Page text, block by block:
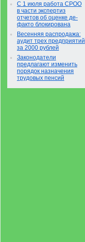
С 1 июля работа СРОО
в части экспертиз
отчетов об оценке де-
факто блокирована
Весенняя распродажа:
аудит трех предприятий
за 2000 рублей
Законодатели
предлагают изменить
порядок назначения
трудовых пенсий